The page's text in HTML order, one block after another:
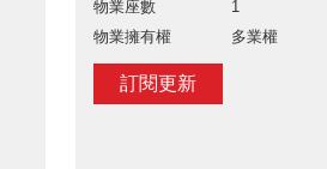
物業座數
1
物業擁有權
多業權
訂閱更新